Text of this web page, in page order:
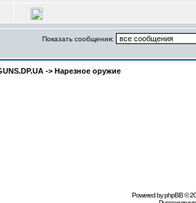
Показать сообщения:
-> Нарезное оружие
Powered by phpBB ©